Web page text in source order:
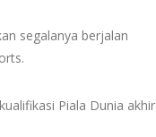
segalanya berjalan
Piala Dunia akhir